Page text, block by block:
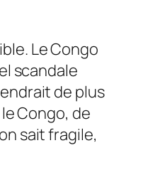
Le Congo
scandale
de plus
Congo, de
sait fragile,